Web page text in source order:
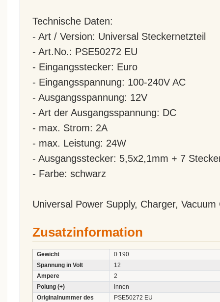
Technische Daten:
- Art / Version: Universal Steckernetzteil
- Art.No.: PSE50272 EU
- Eingangsstecker: Euro
- Eingangsspannung: 100-240V AC
- Ausgangsspannung: 12V
- Art der Ausgangsspannung: DC
- max. Strom: 2A
- max. Leistung: 24W
- Ausgangsstecker: 5,5x2,1mm + 7
- Farbe: schwarz
Universal Power Supply, Charger,
Zusatzinformation
Gewicht
0.190
Spannung in Volt
12
Ampere
2
Polung (+)
innen
Originalnummer des
PSE50272 EU